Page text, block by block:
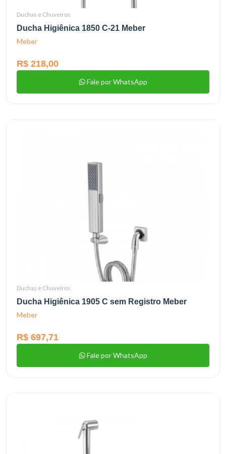
Duchas e Chuveiros
Ducha Higiênica 1850 C-21 Meber
Meber
R$ 218,00
Fale por WhatsApp
Duchas e Chuveiros
Ducha Higiênica 1905 C sem Registro Meber
Meber
R$ 697,71
Fale por WhatsApp